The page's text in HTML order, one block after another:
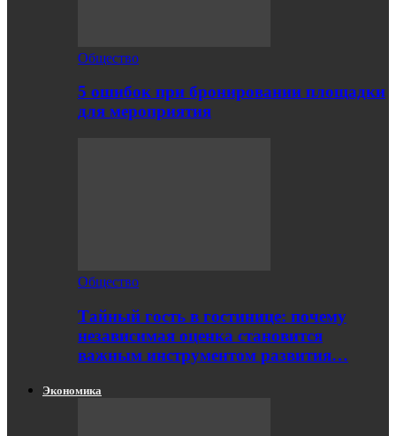
Общество
5 ошибок при бронировании площадки
для мероприятия
Общество
Тайный гость в гостинице: почему
независимая оценка становится
важным инструментом развития…
Экономика